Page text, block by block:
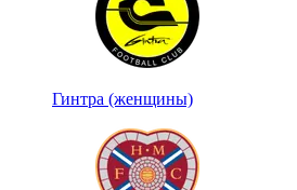
Гинтра (женщины)